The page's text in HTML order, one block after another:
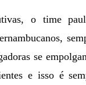
o time
se
e isso é